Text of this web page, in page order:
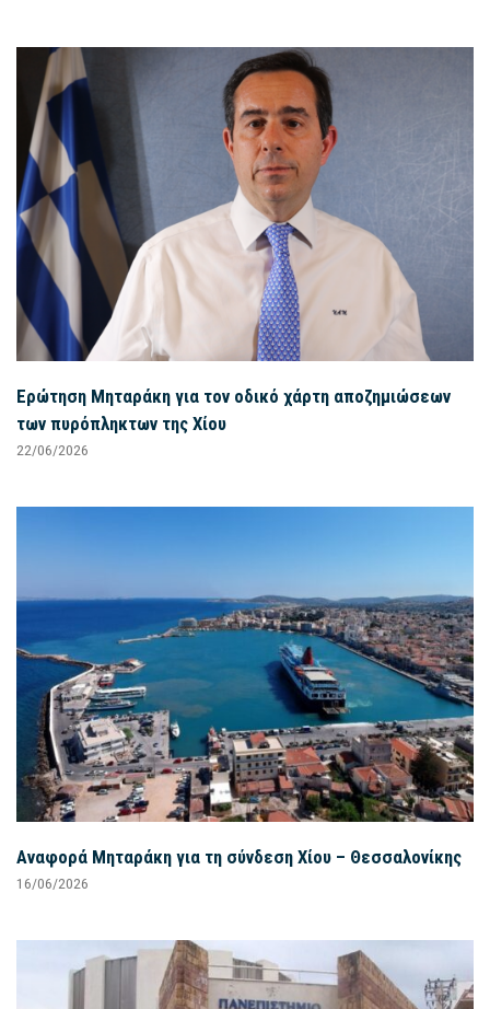
Ερώτηση Μηταράκη για τον οδικό χάρτη αποζημιώσεων
των πυρόπληκτων της Χίου
22/06/2026
Αναφορά Μηταράκη για τη σύνδεση Χίου – Θεσσαλονίκης
16/06/2026